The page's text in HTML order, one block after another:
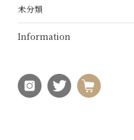
未分類
Information